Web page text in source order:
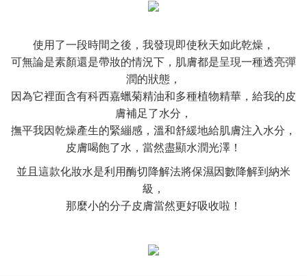
使用了一段時間之後，我發現即使秋天如此乾燥，
可無論是素顏還是帶妝的情況下，肌膚都是呈現一種透亮彈
潤的狀態，
因為它裡面含有科西嘉蠟菊精油和多種植物精華，給我的皮
膚補足了水分，
撫平我因乾燥產生的緊繃感，溫和舒緩地給肌膚注入水分，
皮膚喝飽了水，當然盡顯水潤光澤！
並且這款化妝水是利用酶切降解法將保濕因數降解到納米
級，
那麼小的分子皮膚當然更好吸收啦！